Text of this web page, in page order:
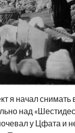
я начал снимать
над
у Цфата и